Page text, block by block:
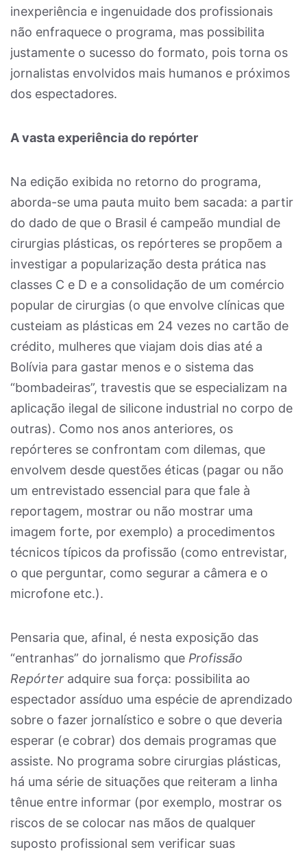
inexperiência e ingenuidade dos profissionais
não enfraquece o programa, mas possibilita
justamente o sucesso do formato, pois torna os
jornalistas envolvidos mais humanos e próximos
dos espectadores.
A vasta experiência do repórter
Na edição exibida no retorno do programa,
aborda-se uma pauta muito bem sacada: a partir
do dado de que o Brasil é campeão mundial de
cirurgias plásticas, os repórteres se propõem a
investigar a popularização desta prática nas
classes C e D e a consolidação de um comércio
popular de cirurgias (o que envolve clínicas que
custeiam as plásticas em 24 vezes no cartão de
crédito, mulheres que viajam dois dias até a
Bolívia para gastar menos e o sistema das
“bombadeiras”, travestis que se especializam na
aplicação ilegal de silicone industrial no corpo de
outras). Como nos anos anteriores, os
repórteres se confrontam com dilemas, que
envolvem desde questões éticas (pagar ou não
um entrevistado essencial para que fale à
reportagem, mostrar ou não mostrar uma
imagem forte, por exemplo) a procedimentos
técnicos típicos da profissão (como entrevistar,
o que perguntar, como segurar a câmera e o
microfone etc.).
Pensaria que, afinal, é nesta exposição das
“entranhas” do jornalismo que Profissão
Repórter adquire sua força: possibilita ao
espectador assíduo uma espécie de aprendizado
sobre o fazer jornalístico e sobre o que deveria
esperar (e cobrar) dos demais programas que
assiste. No programa sobre cirurgias plásticas,
há uma série de situações que reiteram a linha
tênue entre informar (por exemplo, mostrar os
riscos de se colocar nas mãos de qualquer
suposto profissional sem verificar suas